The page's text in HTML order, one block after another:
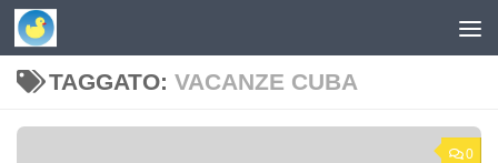
Skip to content
TAGGATO: VACANZE CUBA
0